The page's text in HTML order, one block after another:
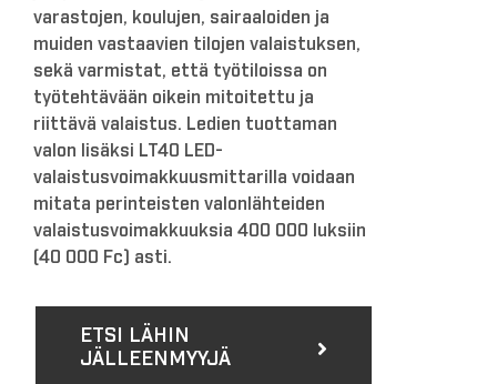
varastojen, koulujen, sairaaloiden ja
muiden vastaavien tilojen valaistuksen,
sekä varmistat, että työtiloissa on
työtehtävään oikein mitoitettu ja
riittävä valaistus. Ledien tuottaman
valon lisäksi LT40 LED-
valaistusvoimakkuusmittarilla voidaan
mitata perinteisten valonlähteiden
valaistusvoimakkuuksia 400 000 luksiin
(40 000 Fc) asti.
ETSI LÄHIN
JÄLLEENMYYJÄ